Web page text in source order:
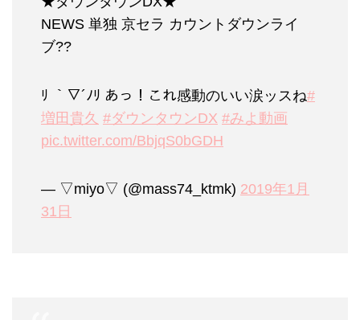
NEWS 単独 京セラ カウントダウンライ
ブ??
ﾘ ｀▽´ﾉﾘ あっ！これ感動のいい涙ッスね#
増田貴久 #ダウンタウンDX #みよ動画
pic.twitter.com/BbjqS0bGDH
— ▽miyo▽ (@mass74_ktmk) 2019年1月
31日